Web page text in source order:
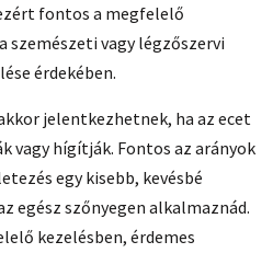
fontos a megfelelő
szemészeti vagy légzőszervi
érdekében.
jelentkezhetnek, ha az ecet
vagy hígítják. Fontos az arányok
egy kisebb, kevésbé
szőnyegen alkalmaznád.
kezelésben, érdemes